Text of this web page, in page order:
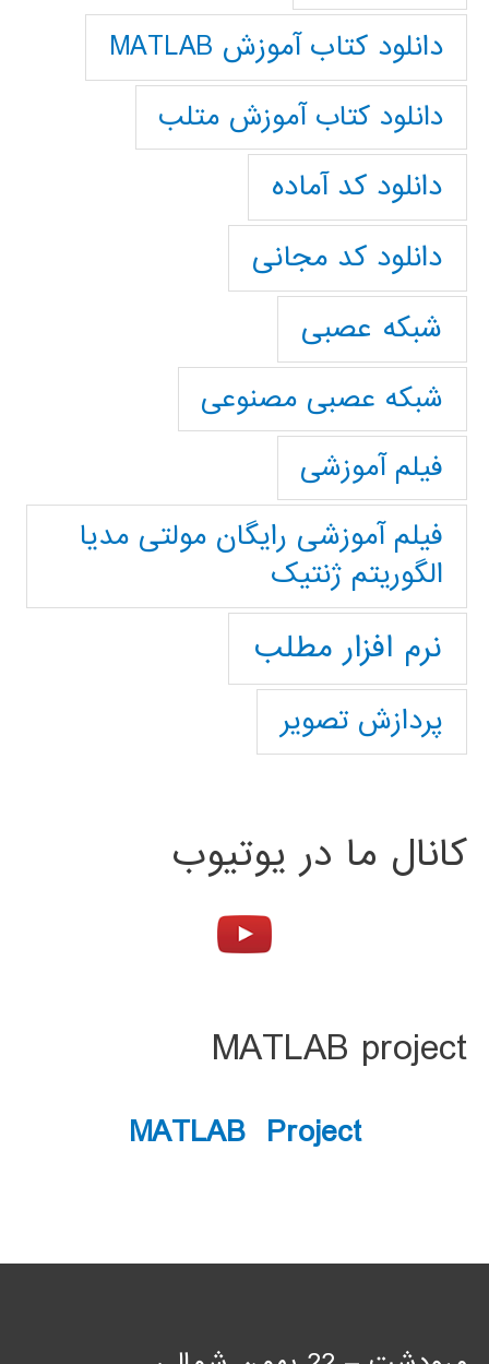
دانلود کتاب آموزش MATLAB
دانلود کتاب آموزش متلب
دانلود کد آماده
دانلود کد مجانی
شبکه عصبی
شبکه عصبی مصنوعی
فیلم آموزشی
فیلم آموزشی رایگان مولتی مدیا
الگوریتم ژنتیک
نرم افزار مطلب
پردازش تصویر
کانال ما در یوتیوب
MATLAB project
MATLAB Project